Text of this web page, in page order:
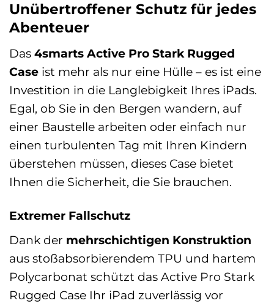
Unübertroffener Schutz für jedes
Abenteuer
Das 4smarts Active Pro Stark Rugged
Case ist mehr als nur eine Hülle – es ist eine
Investition in die Langlebigkeit Ihres iPads.
Egal, ob Sie in den Bergen wandern, auf
einer Baustelle arbeiten oder einfach nur
einen turbulenten Tag mit Ihren Kindern
überstehen müssen, dieses Case bietet
Ihnen die Sicherheit, die Sie brauchen.
Extremer Fallschutz
Dank der mehrschichtigen Konstruktion
aus stoßabsorbierendem TPU und hartem
Polycarbonat schützt das Active Pro Stark
Rugged Case Ihr iPad zuverlässig vor